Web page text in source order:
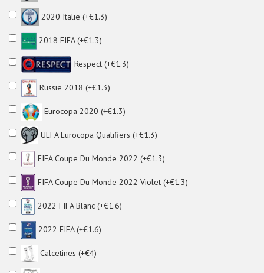
2020 Italie (+€1.3)
2018 FIFA (+€1.3)
Respect (+€1.3)
Russie 2018 (+€1.3)
Eurocopa 2020 (+€1.3)
UEFA Eurocopa Qualifiers (+€1.3)
FIFA Coupe Du Monde 2022 (+€1.3)
FIFA Coupe Du Monde 2022 Violet (+€1.3)
2022 FIFA Blanc (+€1.6)
2022 FIFA (+€1.6)
Calcetines (+€4)